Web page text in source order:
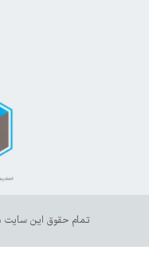
تمام حقوق این سایت